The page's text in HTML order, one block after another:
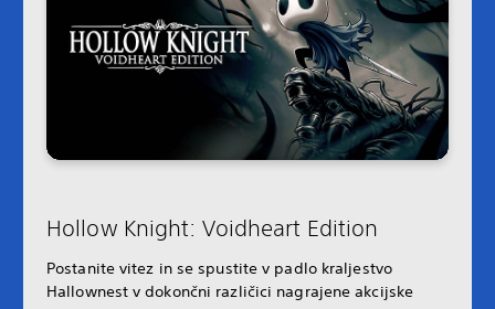
Hollow Knight: Voidheart Edition
Postanite vitez in se spustite v padlo kraljestvo
Hallownest v dokončni različici nagrajene akcijske